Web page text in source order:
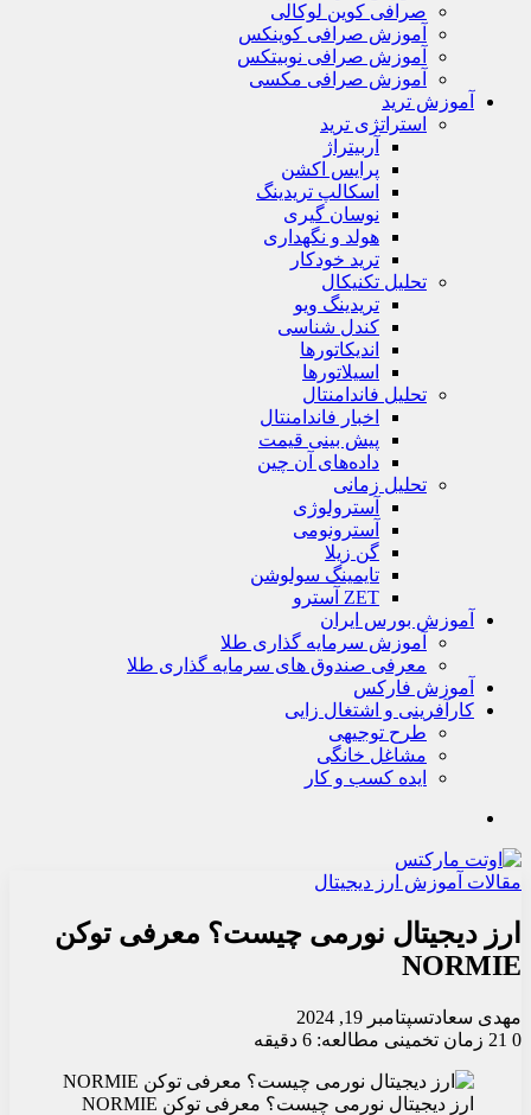
صرافی کوین لوکالی
آموزش صرافی کوینکس
آموزش صرافی نوبیتکس
آموزش صرافی مکسی
آموزش ترید
استراتژی‌ ترید
آربیتراژ
پرایس اکشن
اسکالپ تریدینگ
نوسان گیری
هولد و نگهداری
ترید خودکار
تحلیل تکنیکال
تریدینگ ویو
کندل شناسی
اندیکاتورها
اسیلاتورها
تحلیل فاندامنتال
اخبار فاندامنتال
پیش بینی قیمت
داده‌های آن چین
تحلیل زمانی
آسترولوژی
آسترونومی
گن زیلا
تايمينگ سولوشن
ZET آسترو
آموزش بورس ایران
آموزش سرمایه گذاری طلا
معرفی صندوق های سرمایه گذاری طلا
آموزش فارکس
کارآفرینی و اشتغال زایی
طرح توجیهی
مشاغل خانگی
ایده کسب و کار
مقالات آموزش ارز دیجیتال
ارز دیجیتال نورمی چیست؟ معرفی توکن
NORMIE
مهدی سعادتسپتامبر 19, 2024
0
زمان تخمینی مطالعه: 6 دقیقه
ارز دیجیتال نورمی چیست؟ معرفی توکن NORMIE